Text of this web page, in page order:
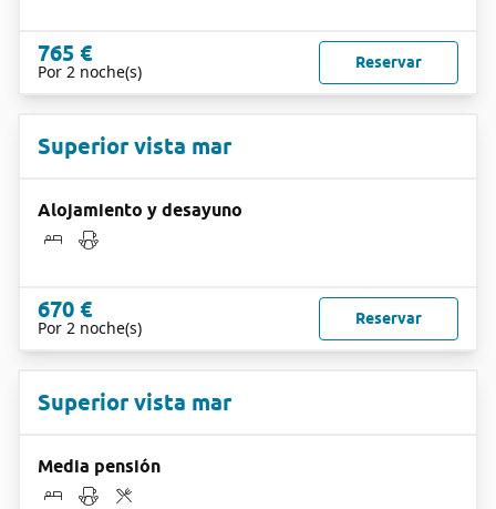
765 €
Por 2 noche(s) Reservar
Superior vista mar
Alojamiento y desayuno
670 €
Por 2 noche(s) Reservar
Superior vista mar
Media pensión